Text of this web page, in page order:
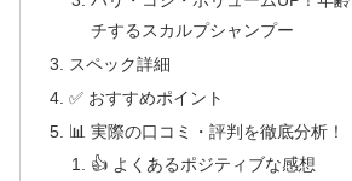
チするスカルプシャンプー
スペック詳細
✅ おすすめポイント
📊 実際の口コミ・評判を徹底分析！
👍 よくあるポジティブな感想